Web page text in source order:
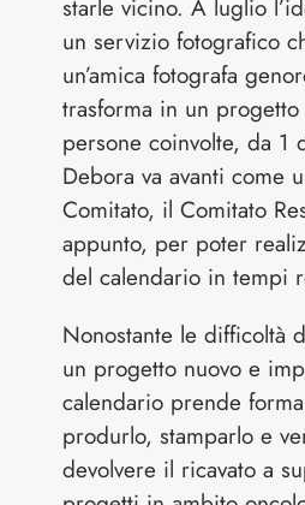
starle vicino. A luglio
un servizio fotografico
un’amica fotografa
trasforma in un progetto
persone coinvolte, da 1
Debora va avanti come
Comitato, il Comitato
appunto, per poter
del calendario in tempi
Nonostante le difficoltà
un progetto nuovo e
calendario prende
produrlo, stamparlo e
devolvere il ricavato a